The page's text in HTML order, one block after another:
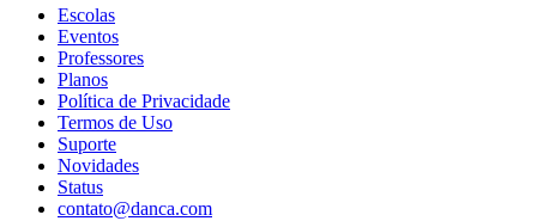
Escolas
Eventos
Professores
Planos
Política de Privacidade
Termos de Uso
Suporte
Novidades
Status
contato@danca.com